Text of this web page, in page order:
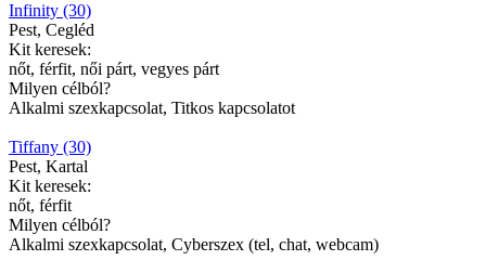
Infinity (30)
Pest, Cegléd
Kit keresek:
nőt, férfit, női párt, vegyes párt
Milyen célból?
Alkalmi szexkapcsolat, Titkos kapcsolatot
Tiffany (30)
Pest, Kartal
Kit keresek:
nőt, férfit
Milyen célból?
Alkalmi szexkapcsolat, Cyberszex (tel, chat, webcam)